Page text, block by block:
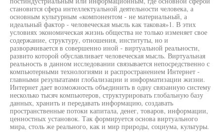
становится сфера интеллектуальной деятельности человека, а
основным культурным «компонентом - не материальный, а
идеальный фактор - человеческая мысль как таковая»1. В этих
условиях экономическая жизнь общества не только изменяет свое
содержание, структуру, отношения, институты, но и
разворачивается в совершенно иной - виртуальной реальности,
развито которой обуславливает человеческая мысль. Виртуальная
реальность в данном исследовании связывается непосредственно с
компьютерными технологиями и распространением Интернет -
главными результатами глобализации и информатизации жизни.
Интернет дает возможность объединить в одну связанную систему
несколько тысяч компьютеров, структурировать глобальную базу
данных, хранить и передавать информацию, создавать
пространственные потоки капитала, денег, товаров, информации,
ценностных установок. Так формируется основа виртуального
мира, столь же реального, как и мир природы, социума, культуры.